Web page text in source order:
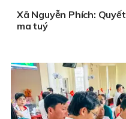
Xã Nguyễn Phích:
ma tuý